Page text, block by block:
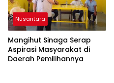
Nusantara
Mangihut Sinaga Serap
Aspirasi Masyarakat di
Daerah Pemilihannya